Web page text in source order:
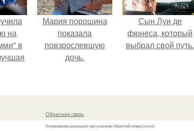
на
в
Мария порошина
показала
повзрослевшую
дочь.
Сын Луи де
фюнеса, который
выбрал свой путь.
Обратная связь
Копирование разрешено при указании обратной гиперссылки.